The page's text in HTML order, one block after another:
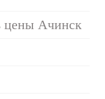
цены Ачинск